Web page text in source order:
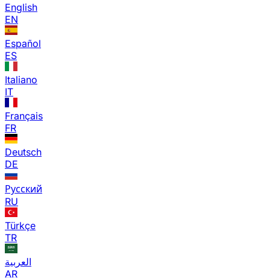
English
EN
Español
ES
Italiano
IT
Français
FR
Deutsch
DE
Русский
RU
Türkçe
TR
العربية
AR